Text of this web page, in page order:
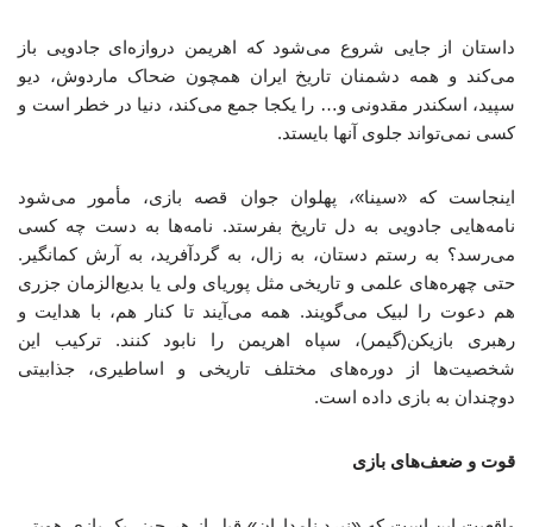
داستان از جایی شروع می‌شود که اهریمن دروازه‌ای جادویی باز
می‌کند و همه دشمنان تاریخ ایران همچون ضحاک ماردوش، دیو
سپید، اسکندر مقدونی و… را یکجا جمع می‌کند، دنیا در خطر است و
کسی نمی‌تواند جلوی آنها بایستد.
اینجاست که «سینا»، پهلوان جوان قصه بازی، مأمور می‌شود
نامه‌هایی جادویی به دل تاریخ بفرستد. نامه‌ها به دست چه کسی
می‌رسد؟ به رستم دستان، به زال، به گردآفرید، به آرش کمانگیر.
حتی چهره‌های علمی و تاریخی مثل پوریای ولی یا بدیع‌الزمان جزری
هم دعوت را لبیک می‌گویند. همه می‌آیند تا کنار هم، با هدایت و
رهبری بازیکن(گیمر)، سپاه اهریمن را نابود کنند. ترکیب این
شخصیت‌ها از دوره‌های مختلف تاریخی و اساطیری، جذابیتی
دوچندان به بازی داده است.
قوت و ضعف‌های بازی